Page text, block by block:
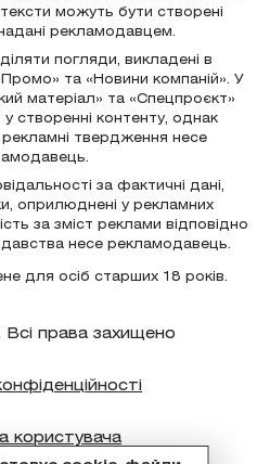
можуть бути створені
рекламодавцем.
погляди, викладені в
та «Новини компаній». У
матеріал» та «Спецпроєкт»
створенні контенту, однак
рекламні твердження несе
за фактичні дані,
оприлюднені у рекламних
за зміст реклами відповідно
несе рекламодавець.
для осіб старших 18 років.
Всі права захищено
користувача